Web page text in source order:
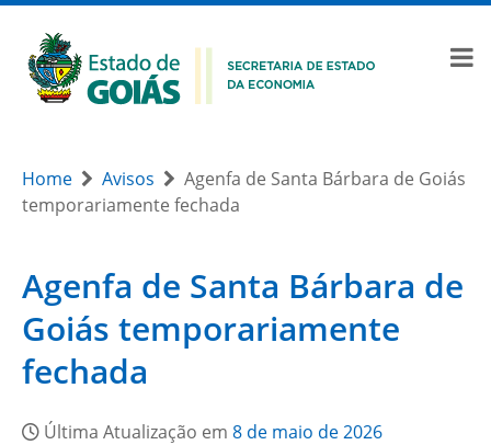
Home Avisos
Agenfa de Santa Bárbara de Goiás
temporariamente fechada
Agenfa de Santa Bárbara de
Goiás temporariamente
fechada
Última Atualização em 8 de maio de 2026